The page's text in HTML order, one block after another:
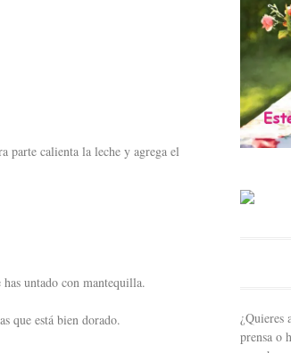
parte calienta la leche y agrega el
untado con mantequilla.
que está bien dorado.
¿Quieres
prensa o